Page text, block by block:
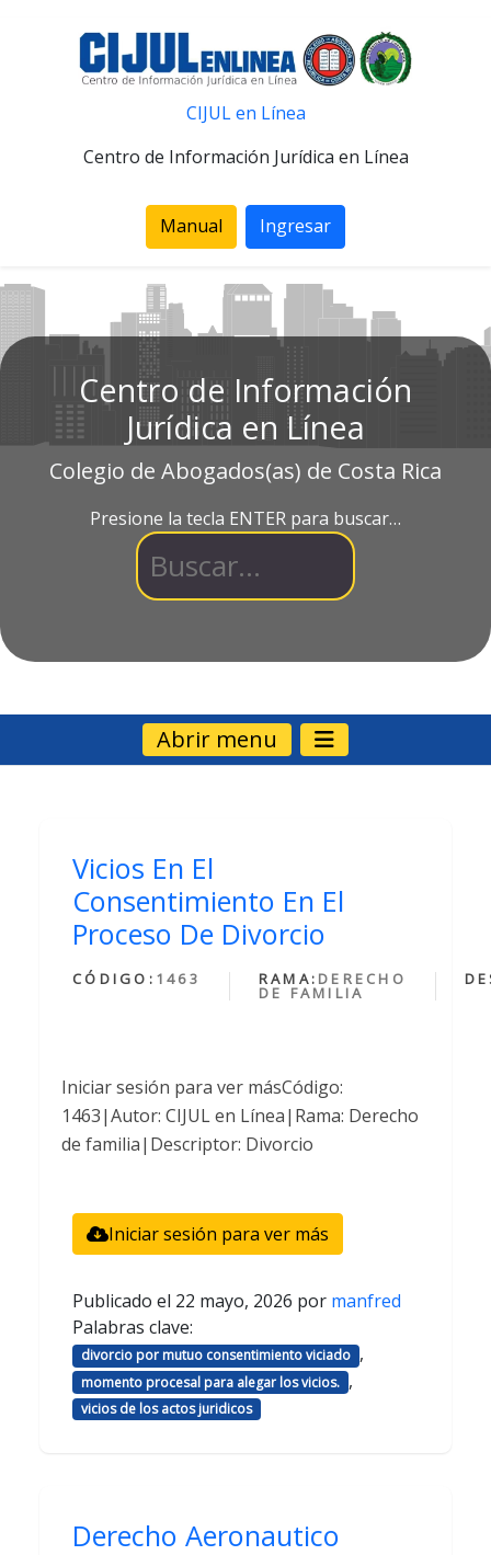
CIJUL en Línea
Centro de Información Jurídica en Línea
Manual Ingresar
Centro de Información
Jurídica en Línea
Colegio de Abogados(as) de Costa Rica
Presione la tecla ENTER para buscar…
Abrir menu
Vicios En El
Consentimiento En El
Proceso De Divorcio
CÓDIGO: 1463 RAMA: DERECHO
DE FAMILIA
Iniciar sesión para ver másCódigo:
1463|Autor: CIJUL en Línea|Rama: Derecho
de familia|Descriptor: Divorcio
Iniciar sesión para ver más
Publicado el 22 mayo, 2026 por manfred
Palabras clave:
divorcio por mutuo consentimiento viciado ,
momento procesal para alegar los vicios. ,
vicios de los actos juridicos
Derecho Aeronautico